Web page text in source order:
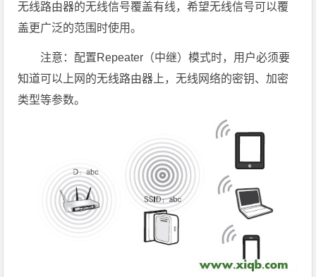
无线路由器的无线信号覆盖有线，希望无线信号可以覆
盖更广泛的范围时使用。
注意： 配置Repeater（中继）模式时，用户必须要
知道可以上网的无线路由器上，无线网络的密钥、加密
类型等参数。